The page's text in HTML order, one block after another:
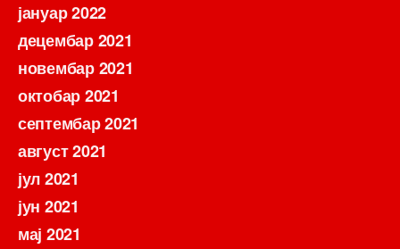
јануар 2022
децембар 2021
новембар 2021
октобар 2021
септембар 2021
август 2021
јул 2021
јун 2021
мај 2021